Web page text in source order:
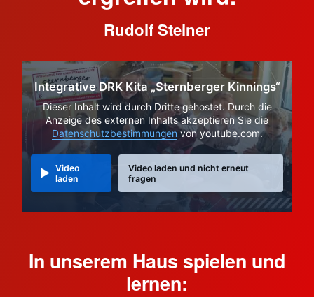
Rudolf Steiner
Integrative DRK Kita „Sternberger Kinnings“
Dieser Inhalt wird durch Dritte gehostet. Durch die
Anzeige des externen Inhalts akzeptieren Sie die
Datenschutzbestimmungen von youtube.com.
Video
laden
Video laden und nicht erneut
fragen
In unserem Haus spielen und
lernen: